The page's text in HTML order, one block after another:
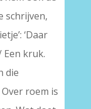
schrijven,
‘Daar
Een kruk.
die
roem is